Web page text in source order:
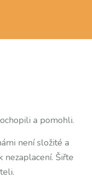
a pomohli.
není složité a
Šiřte